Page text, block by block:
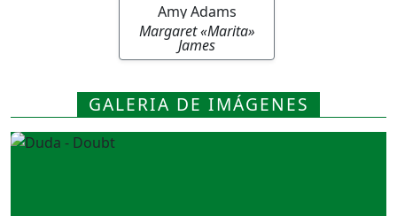
Amy Adams
Margaret «Marita»
James
GALERIA DE IMÁGENES